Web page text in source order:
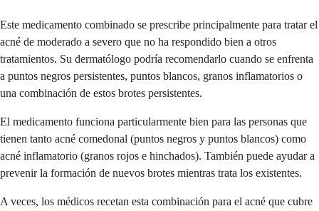
Este medicamento combinado se prescribe principalmente para tratar el
acné de moderado a severo que no ha respondido bien a otros
tratamientos. Su dermatólogo podría recomendarlo cuando se enfrenta
a puntos negros persistentes, puntos blancos, granos inflamatorios o
una combinación de estos brotes persistentes.
El medicamento funciona particularmente bien para las personas que
tienen tanto acné comedonal (puntos negros y puntos blancos) como
acné inflamatorio (granos rojos e hinchados). También puede ayudar a
prevenir la formación de nuevos brotes mientras trata los existentes.
A veces, los médicos recetan esta combinación para el acné que cubre